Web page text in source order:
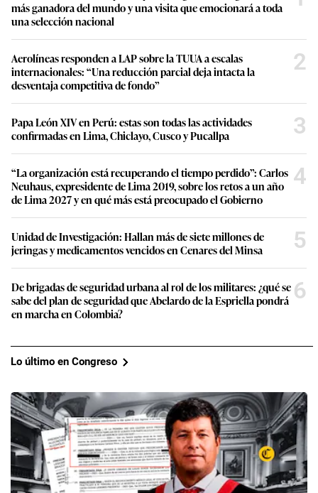
más ganadora del mundo y una visita que emocionará a toda
una selección nacional
Aerolíneas responden a LAP sobre la TUUA a escalas
internacionales: “Una reducción parcial deja intacta la
desventaja competitiva de fondo”
2
Papa León XIV en Perú: estas son todas las actividades
confirmadas en Lima, Chiclayo, Cusco y Pucallpa
3
“La organización está recuperando el tiempo perdido”: Carlos
Neuhaus, expresidente de Lima 2019, sobre los retos a un año
de Lima 2027 y en qué más está preocupado el Gobierno
4
Unidad de Investigación: Hallan más de siete millones de
jeringas y medicamentos vencidos en Cenares del Minsa
5
De brigadas de seguridad urbana al rol de los militares: ¿qué se
sabe del plan de seguridad que Abelardo de la Espriella pondrá
en marcha en Colombia?
6
Lo último en Congreso